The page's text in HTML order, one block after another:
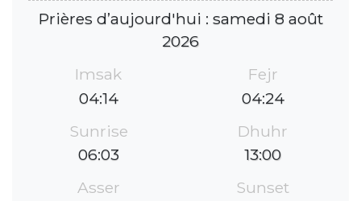
Prières d’aujourd'hui : samedi 8 août
2026
Imsak
04:14
Fejr
04:24
Sunrise
06:03
Dhuhr
13:00
Asser
Sunset